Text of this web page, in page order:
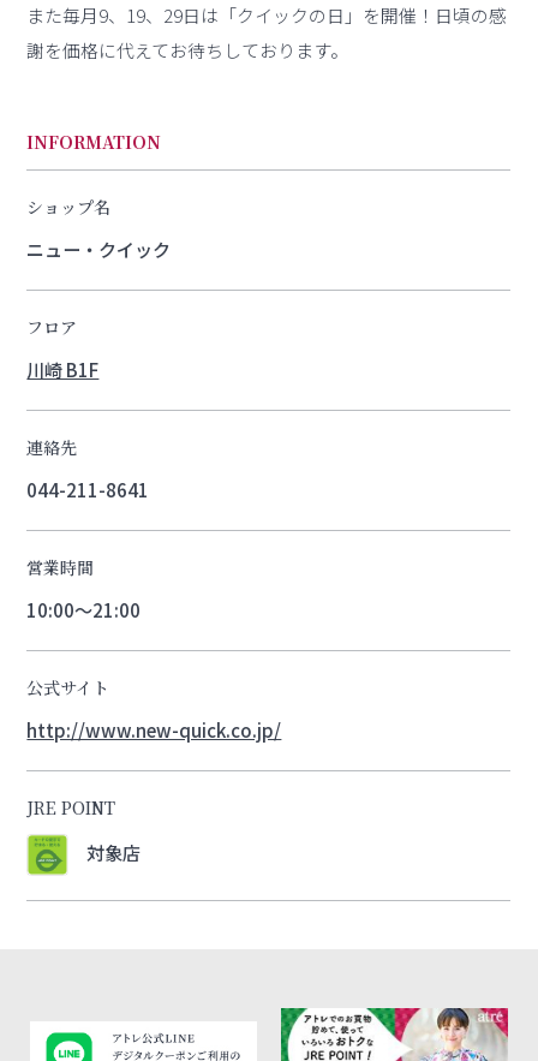
また毎月9、19、29日は「クイックの日」を開催！日頃の感
謝を価格に代えてお待ちしております。
INFORMATION
ショップ名
ニュー・クイック
フロア
川崎 B1F
連絡先
044-211-8641
営業時間
10:00～21:00
公式サイト
http://www.new-quick.co.jp/
JRE POINT
対象店